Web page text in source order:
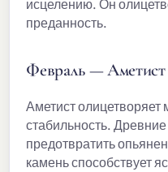
исцелению. Он
преданность.
Февраль — Аметист
Аметист олицетворяет
стабильность.
предотвратить
камень способствует